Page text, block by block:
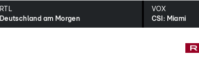
RTL
Deutschland am Morgen
VOX
CSI: Miami